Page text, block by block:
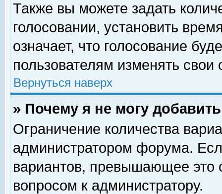
Также вы можете задать
голосовании, установить
означает, что голосование
пользователям изменять свои
Вернуться наверх
» Почему я не могу
Ограничение количества
администратором форума.
вариантов, превышающее это
вопросом к администратору.